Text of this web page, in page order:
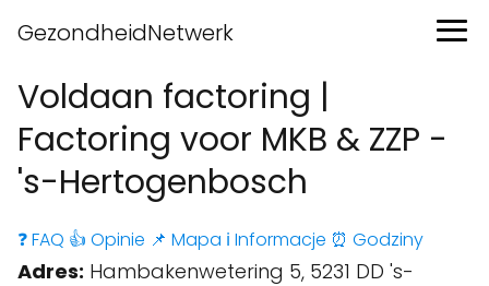
GezondheidNetwerk
Voldaan factoring |
Factoring voor MKB & ZZP -
's-Hertogenbosch
❓ FAQ 👍 Opinie 📌 Mapa ℹ️ Informacje ⏰ Godziny
Adres: Hambakenwetering 5, 5231 DD 's-